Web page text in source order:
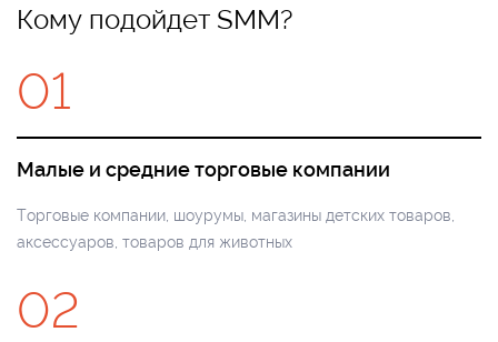
Кому подойдет SMM?
01
Малые и средние торговые компании
Торговые компании, шоурумы, магазины детских товаров,
аксессуаров, товаров для животных
02